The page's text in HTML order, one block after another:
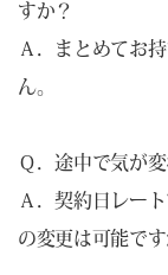
すか？
Ａ．まとめてお
ん。
Ｑ．途中で気が
Ａ．契約日レー
の変更は可能で